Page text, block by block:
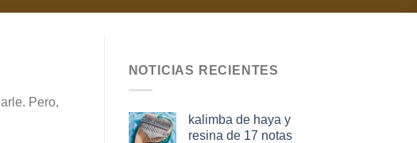
Pero,
NOTICIAS RECIENTES
kalimba de haya y
resina de 17 notas